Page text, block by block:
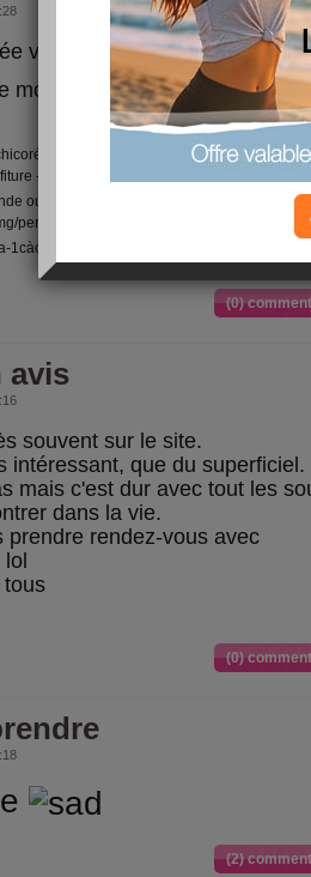
voir une diètéticienne.
mon age elle a établie le menu
-3/4 de verre de lait de soja -1c à c de
- 1 yaourt - 1 c à c de sucre - 1 fruit
ou équivalent-20g de féculents crus ou =60g
pers-1fruit
1càc de sucre
(0)
avis
souvent sur le site.
intéressant, que du superficiel.
mais c'est dur avec tout les
dans la vie.
prendre rendez-vous avec
tous
(0)
(2)